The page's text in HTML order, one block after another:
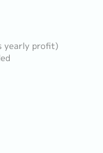
yearly profit)